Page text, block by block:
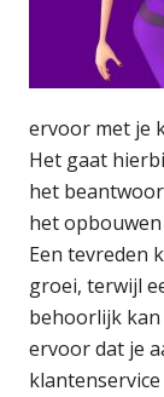
ervoor met je
Het gaat
het
het
Een tevreden
groei, terwijl
behoorlijk
ervoor dat je